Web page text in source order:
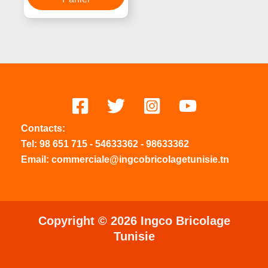
Contacts:
Tel: 98 651 715 - 54633362 - 98633362
Email: commerciale@ingcobricolagetunisie.tn
Copyright © 2026 Ingco Bricolage
Tunisie